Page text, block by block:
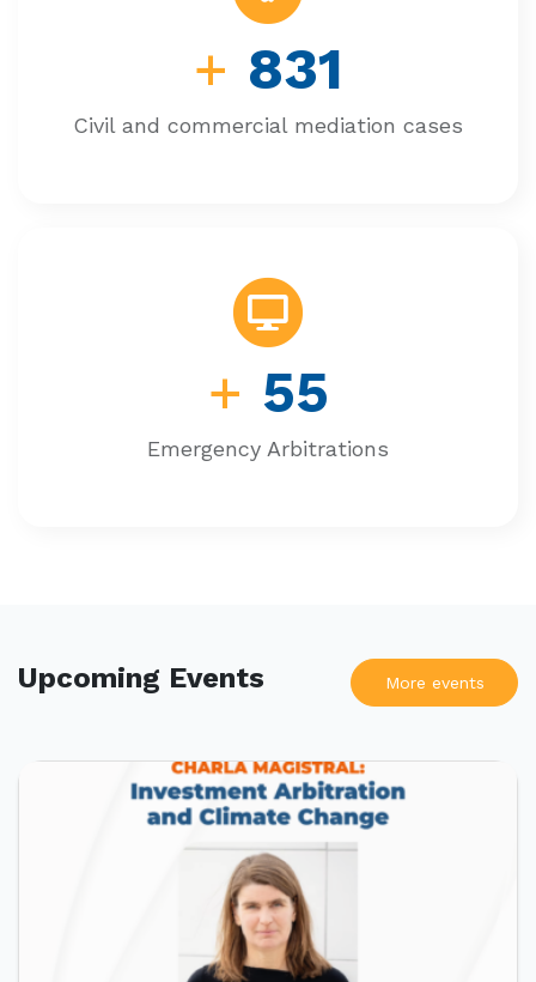
+ 831
Civil and commercial mediation cases
+ 55
Emergency Arbitrations
Upcoming Events More events
UPCOMING EVENTS